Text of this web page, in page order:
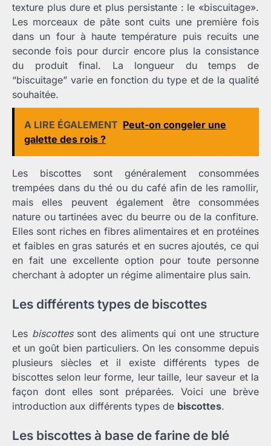
texture plus dure et plus persistante : le «biscuitage».
Les morceaux de pâte sont cuits une première fois
dans un four à haute température puis recuits une
seconde fois pour durcir encore plus la consistance
du produit final. La longueur du temps de
“biscuitage” varie en fonction du type et de la qualité
souhaitée.
A LIRE ÉGALEMENT Peut-on congeler une
galette des rois ?
Les biscottes sont généralement consommées
trempées dans du thé ou du café afin de les ramollir,
mais elles peuvent également être consommées
nature ou tartinées avec du beurre ou de la confiture.
Elles sont riches en fibres alimentaires et en protéines
et faibles en gras saturés et en sucres ajoutés, ce qui
en fait une excellente option pour toute personne
cherchant à adopter un régime alimentaire plus sain.
Les différents types de biscottes
Les biscottessont des aliments qui ont une structure
et un goût bien particuliers. On les consomme depuis
plusieurs siècles et il existe différents types de
biscottes selon leur forme, leur taille, leur saveur et la
façon dont elles sont préparées. Voici une brève
introduction aux différents types de biscottes.
Les biscottes à base de farine de blé